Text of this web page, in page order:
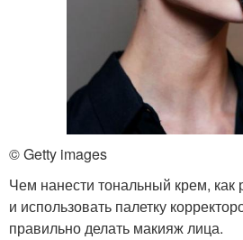
© Getty images
Чем нанести тональный крем, как
и использовать палетку
правильно делать макияж лица.